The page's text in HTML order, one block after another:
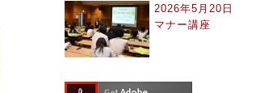
2026年5月20日
マナー講座